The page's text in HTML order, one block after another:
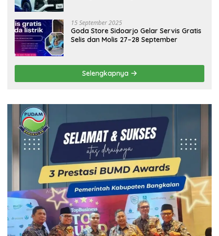
15 September 2025
Goda Store Sidoarjo Gelar Servis Gratis
Selis dan Molis 27–28 September
Selengkapnya